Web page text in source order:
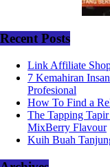
Recent Posts
Link Affiliate
7 Kemahiran
Profesional
How To Find a
The Tapping
MixBerry Flavour
Kuih Buah